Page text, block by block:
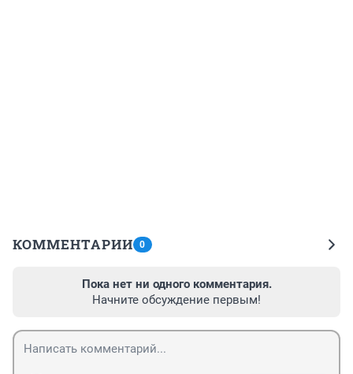
КОММЕНТАРИИ 0
Пока нет ни одного комментария.
Начните обсуждение первым!